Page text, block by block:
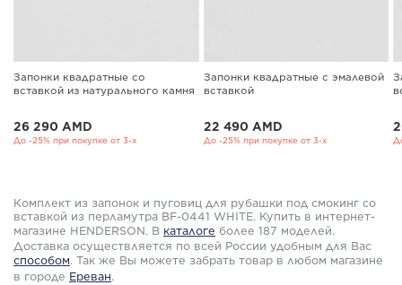
Запонки квадратные со
вставкой из натурального камня
26 290 AMD
До -25% при покупке от 3-х
Запонки квадратные с эмалевой
вставкой
22 490 AMD
До -25% при покупке от 3-х
Комплект из запонок и пуговиц для рубашки под смокинг со
вставкой из перламутра BF-0441 WHITE. Купить в интернет-
магазине HENDERSON. В каталоге более 187 моделей.
Доставка осуществляется по всей России удобным для Вас
способом. Так же Вы можете забрать товар в любом магазине
в городе Ереван.